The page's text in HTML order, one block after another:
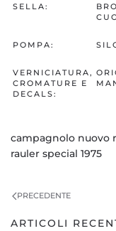
SELLA:
POMPA:
VERNICIATURA,
CROMATURE E
DECALS:
campagnolo nuovo
rauler special 1975
PRECEDENTE
ARTICOLI